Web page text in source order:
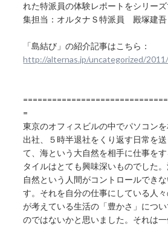
れた特派員の体験レポートをシリー
集担当：オルタナＳ特派員 殿塚建
「島結び」の紹介記事はこちら：
http://alternas.jp/uncategorized/
=
東京のオフィスビルの中でパソコン
出社、５時半退社をくり返す日常を
て、海という大自然を相手に仕事を
タイルはとても興味深いものでした。
自然という人間がコントロールでき
す。それを自分の仕事にしている人
が考えている生活の「豊かさ」につ
のではないかと思いました。それは